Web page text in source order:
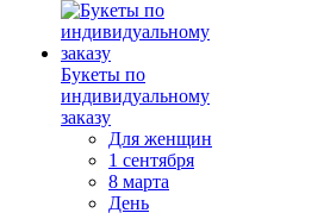
Букеты по
индивидуальному
заказу
Для женщин
1 сентября
8 марта
День